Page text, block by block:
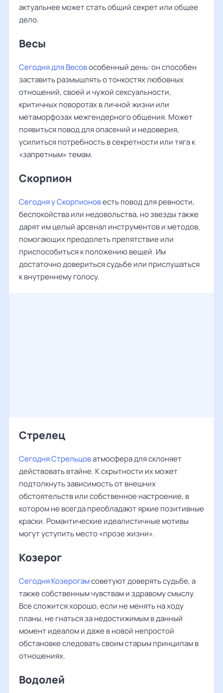
актуальнее может стать общий секрет или общее
дело.
Весы ‌‌
Сегодня для Весовособенный день: он способен
заставить размышлять о тонкостях любовных
отношений, своей и чужой сексуальности,
критичных поворотах в личной жизни или
метаморфозах межгендерного общения. Может
появиться повод для опасений и недоверия,
усилиться потребность в секретности или тяга к
«запретным» темам.
Скорпион
Сегодня у Скорпионовесть повод для ревности,
беспокойства или недовольства, но звезды также
дарят им целый арсенал инструментов и методов,
помогающих преодолеть препятствие или
приспособиться к положению вещей. Им
достаточно довериться судьбе или прислушаться
к внутреннему голосу.
Стрелец
Сегодня Стрельцоватмосфера для склоняет
действовать втайне. К скрытности их может
подтолкнуть зависимость от внешних
обстоятельств или собственное настроение, в
котором не всегда преобладают яркие позитивные
краски. Романтические идеалистичные мотивы
могут уступить место «прозе жизни».
Козерог
Сегодня Козерогамсоветуют доверять судьбе, а
также собственным чувствам и здравому смыслу.
Все сложится хорошо, если не менять на ходу
планы, не гнаться за недостижимым в данный
момент идеалом и даже в новой непростой
обстановке следовать своим старым принципам в
отношениях.
Водолей